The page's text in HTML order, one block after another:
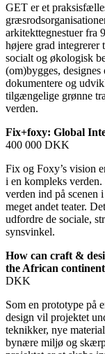
GET er et
arkitekttegnestuer fra
højere grad integrerer
socialt og økologisk
(om)bygges,
dokumentere og
tilgængelige grønne
verden.
Fix+foxy: Global
400 000 DKK
Fix og Foxy’s vision
i en kompleks
verden ind på scenen
meget andet teater.
udfordre de sociale,
synsvinkel.
How can craft &
the African
DKK
Som en prototype på
design vil projektet
teknikker, nye
bynære miljø og